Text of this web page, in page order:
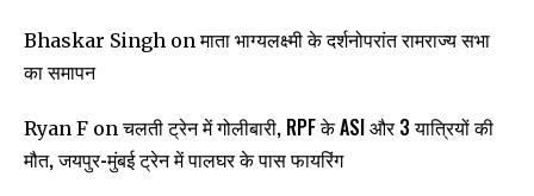
Bhaskar Singh onमाता भाग्यलक्ष्मी के दर्शनोपरांत रामराज्य सभा
का समापन
Ryan F onचलती ट्रेन में गोलीबारी, RPF के ASI और 3 यात्रियों की
मौत, जयपुर-मुंबई ट्रेन में पालघर के पास फायरिंग